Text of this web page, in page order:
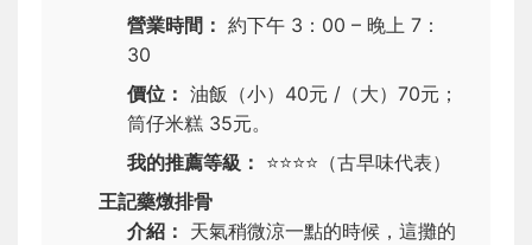
營業時間： 約下午 3：00 – 晚上 7：
30
價位： 油飯（小）40元 /（大）70元；
筒仔米糕 35元。
我的推薦等級： ⭐⭐⭐⭐ （古早味代表）
王記藥燉排骨
介紹： 天氣稍微涼一點的時候，這攤的